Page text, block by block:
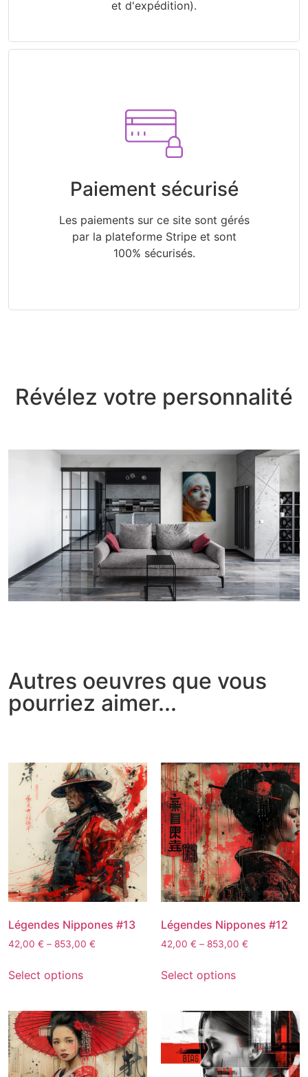
et d'expédition).
Paiement sécurisé
Les paiements sur ce site sont gérés
par la plateforme Stripe et sont
100% sécurisés.
Révélez votre personnalité
Autres oeuvres que vous
pourriez aimer...
Légendes Nippones #13
42,00 € – 853,00 €
Select options
Légendes Nippones #12
42,00 € – 853,00 €
Select options